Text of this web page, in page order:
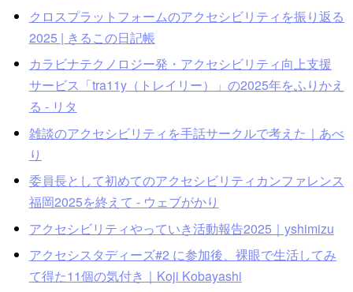
クロスプラットフォームのアクセシビリティを振り返る
2025 | きるこの日記帳
カラビナテクノロジー発・アクセシビリティ向上支援
サービス「tra11y（トレイリー）」の2025年をふりかえ
る - リタ
雑談のアクセシビリティを手話サークルで考えた｜あべ
り
委員長として初めてのアクセシビリティカンファレンス
福岡2025を終えて - ウェブがかり
アクセシビリティやっていき活動報告2025｜yshimizu
アクセシスタディーズ#2 に参加後、裸眼で生活してみ
て得た11個の気付き｜Koji Kobayashi